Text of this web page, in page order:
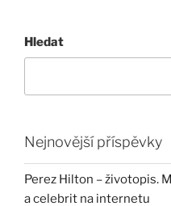
Hledat
Nejnovější příspěvky
Perez Hilton – životopis.
a celebrit na internetu